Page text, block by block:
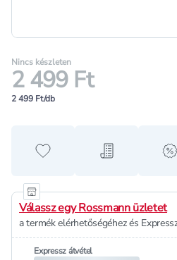
Nincs készleten
2 499 Ft
2 499 Ft/db
Hozzáadás a kedvencekhez
Hozzáadás a
Válassz egy Rossmann üzletet
a termék elérhetőségéhez és
Expressz átvétel